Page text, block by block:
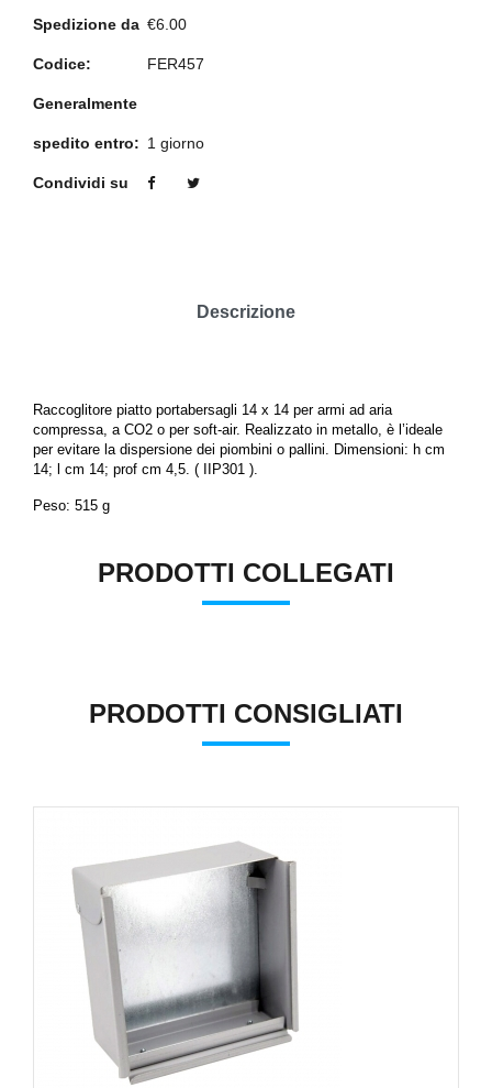
Spedizione da €6.00
Codice: FER457
Generalmente
spedito entro: 1 giorno
Condividi su
Descrizione
Raccoglitore piatto portabersagli 14 x 14 per armi ad aria
compressa, a CO2 o per soft-air. Realizzato in metallo, è l’ideale
per evitare la dispersione dei piombini o pallini. Dimensioni: h cm
14; l cm 14; prof cm 4,5. ( IIP301 ).
Peso: 515 g
PRODOTTI COLLEGATI
PRODOTTI CONSIGLIATI